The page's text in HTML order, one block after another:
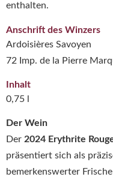
Der Wein
Der 2024 Erythrite
präsentiert sich als
bemerkenswerter
enthalten.
Anschrift des Winzers
Ardoisières Savoyen
72 Imp. de la Pierre
Inhalt
0,75 l